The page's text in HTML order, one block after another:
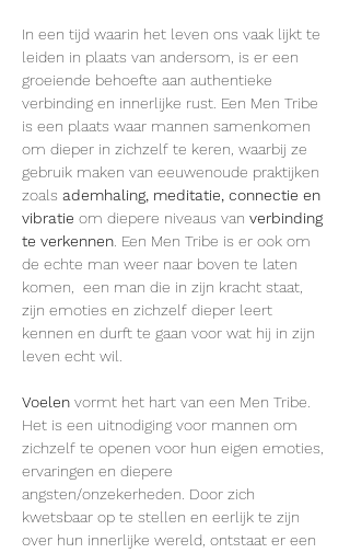
In een tijd waarin het leven ons vaak lijkt te
leiden in plaats van andersom, is er een
groeiende behoefte aan authentieke
verbinding en innerlijke rust. Een Men Tribe
is een plaats waar mannen samenkomen
om dieper in zichzelf te keren, waarbij ze
gebruik maken van eeuwenoude praktijken
zoals ademhaling, meditatie, connectie en
vibratie om diepere niveaus van verbinding
te verkennen . Een Men Tribe is er ook om
de echte man weer naar boven te laten
komen,  een man die in zijn kracht staat,
zijn emoties en zichzelf dieper leert
kennen en durft te gaan voor wat hij in zijn
leven echt wil.
Voelen vormt het hart van een Men Tribe.
Het is een uitnodiging voor mannen om
zichzelf te openen voor hun eigen emoties,
ervaringen en diepere
angsten/onzekerheden. Door zich
kwetsbaar op te stellen en eerlijk te zijn
over hun innerlijke wereld, ontstaat er een